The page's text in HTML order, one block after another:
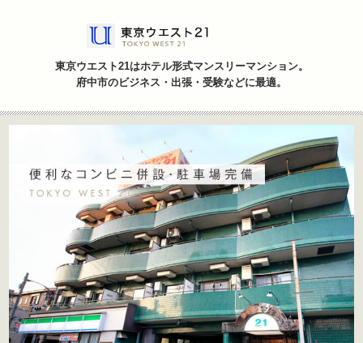
東京ウエスト21はホテル形式マンスリーマンション。
府中市のビジネス・出張・受験などに最適。
アクセス・観光情報ACCESS / SIGHTSEEING
お問い合わせCONTACT